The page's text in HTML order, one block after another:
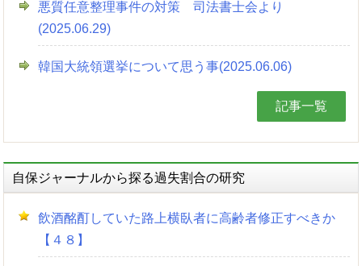
悪質任意整理事件の対策 司法書士会より
(2025.06.29)
韓国大統領選挙について思う事(2025.06.06)
記事一覧
自保ジャーナルから探る過失割合の研究
飲酒酩酊していた路上横臥者に高齢者修正すべきか
【４８】